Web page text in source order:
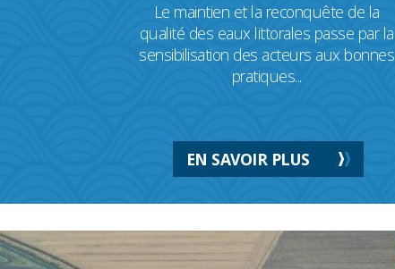
Le maintien et la reconquête de la
qualité des eaux littorales passe par la
sensibilisation des acteurs aux bonnes
pratiques...
EN SAVOIR PLUS